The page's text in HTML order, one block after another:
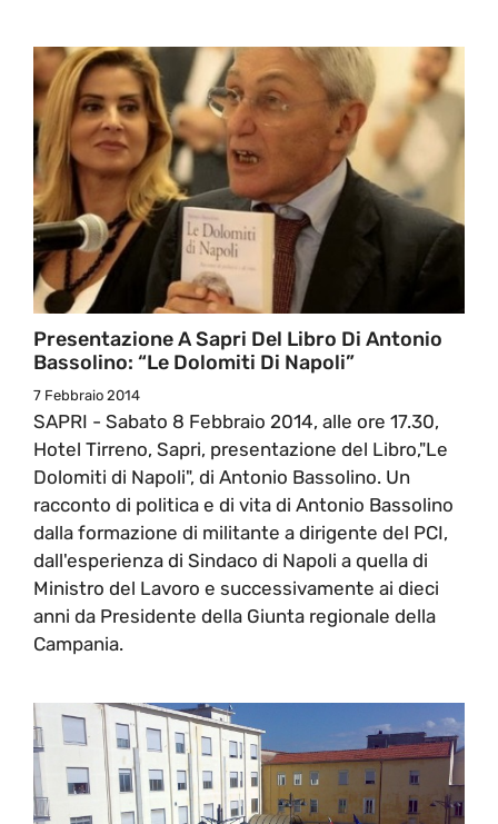
Presentazione A Sapri Del Libro Di Antonio
Bassolino: “Le Dolomiti Di Napoli”
7 Febbraio 2014
SAPRI - Sabato 8 Febbraio 2014, alle ore 17.30,
Hotel Tirreno, Sapri, presentazione del Libro,"Le
Dolomiti di Napoli", di Antonio Bassolino. Un
racconto di politica e di vita di Antonio Bassolino
dalla formazione di militante a dirigente del PCI,
dall'esperienza di Sindaco di Napoli a quella di
Ministro del Lavoro e successivamente ai dieci
anni da Presidente della Giunta regionale della
Campania.